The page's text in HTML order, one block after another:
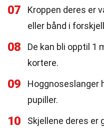
07
Kroppen deres er
eller bånd i
08
De kan bli opptil 1
kortere.
09
Hoggnoseslanger
pupiller.
10
Skjellene deres er